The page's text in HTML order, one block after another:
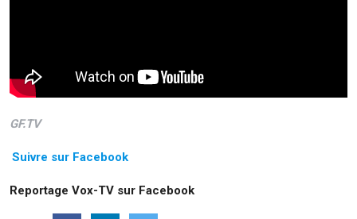
GF.TV
Suivre sur Facebook
Reportage Vox-TV sur Facebook